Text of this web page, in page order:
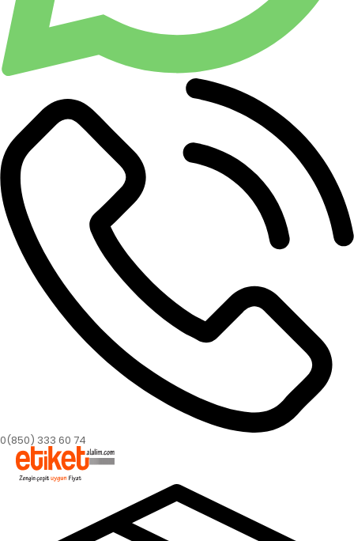
0(850) 333 60 74